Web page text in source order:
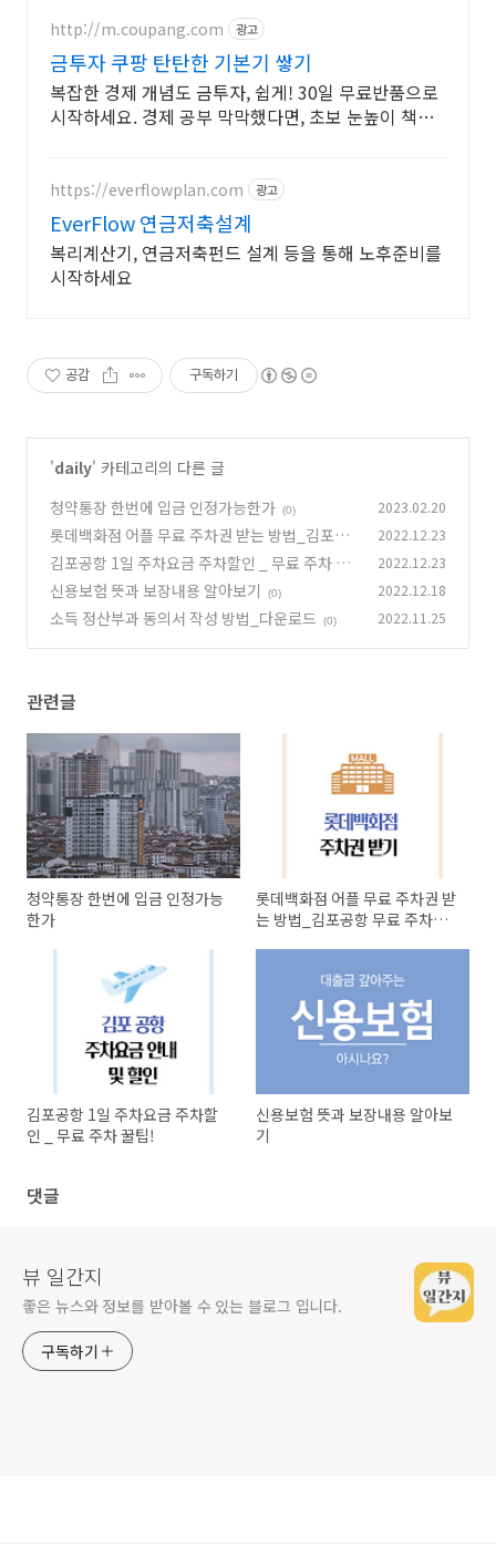
http://m.coupang.com 광고
금투자 쿠팡 탄탄한 기본기 쌓기
복잡한 경제 개념도 금투자, 쉽게! 30일 무료반품으로
시작하세요. 경제 공부 막막했다면, 초보 눈높이 책으
https://everflowplan.com 광고
EverFlow 연금저축설계
복리계산기, 연금저축펀드 설계 등을 통해 노후준비를
시작하세요
공감 구독하기
'daily' 카테고리의 다른 글
청약통장 한번에 입금 인정가능한가 (0) 2023.02.20
롯데백화점 어플 무료 주차권 받는 방법_김포공
항 무료 주차까지 (0)
2022.12.23
김포공항 1일 주차요금 주차할인 _ 무료 주차 꿀
팁! (0)
2022.12.23
신용보험 뜻과 보장내용 알아보기 (0) 2022.12.18
소득 정산부과 동의서 작성 방법_다운로드 (0) 2022.11.25
관련글
청약통장 한번에 입금 인정가능
한가
롯데백화점 어플 무료 주차권 받
는 방법_김포공항 무료 주차까
김포공항 1일 주차요금 주차할
인 _ 무료 주차 꿀팁!
신용보험 뜻과 보장내용 알아보
기
댓글
뷰 일간지
좋은 뉴스와 정보를 받아볼 수 있는 블로그 입니다.
구독하기